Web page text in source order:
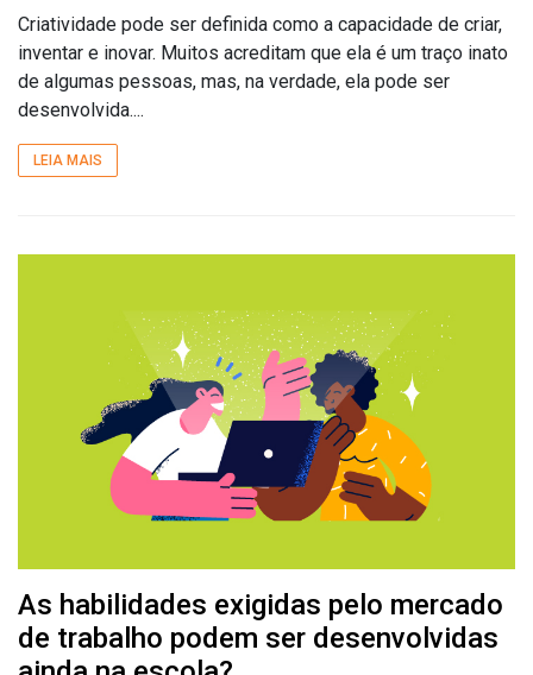
Criatividade pode ser definida como a capacidade de criar,
inventar e inovar. Muitos acreditam que ela é um traço inato
de algumas pessoas, mas, na verdade, ela pode ser
desenvolvida....
LEIA MAIS
As habilidades exigidas pelo mercado
de trabalho podem ser desenvolvidas